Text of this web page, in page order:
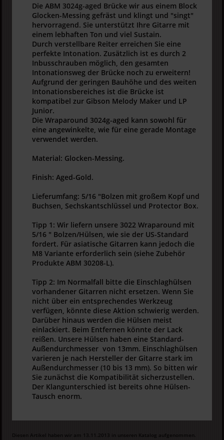
Die ABM 3024g-aged Brücke wir aus einem Block
Glocken-Messing gefräst und klingt und "singt"
hervorragend. Sie unterstützt Ihre Gitarre mit
einem lebhaften Ton und viel Sustain.
Durch verstellbare Reiter erreichen Sie eine
perfekte Intonation. Zusätzlich ist es durch 2
Inbusschrauben möglich, den gesamten
Intonationsweg der Brücke noch zu erweitern!
Aufgrund der geringen Bauhöhe und des weiten
Intonationsbereiches ist die Brücke ist
kompatibel zur Gibson Melody Maker und LP
Junior.
Die Wraparound 3024g-aged kann sowohl für
eine angewinkelte, wie für eine gerade Montage
verwendet werden.
Material: Glocken-Messing.
Finish: Aged-Gold.
Lieferumfang: 5/16 "Bolzen mit großem Kopf und
Buchsen, Sechskantschlüssel und Protector Box.
Tipp 1: Wir liefern unsere 3022 Wraparound mit
5/16 " Bolzen/Hülsen, wie sie der US-Standard
fordert. Für asiatische Gitarren kann jedoch die
M8 Variante erforderlich sein (siehe Zubehör
Produkte ABM 30208-L).
Tipp 2: Im Normalfall bitte die Einschlaghülsen
vorhandener Gitarren nicht ersetzen. Wenn Sie
nicht über ein entsprechendes Werkzeug
verfügen, könnte diese Aktion schwierig werden.
Darüber hinaus werden die Hülsen meist
einlackiert. Beim Entfernen könnte der Lack
reißen. Unsere Hülsen haben eine Standard-
Außendurchmesser von 13mm. Einschlaghülsen
varieren je nach Hersteller der Gitarre stark im
Außendurchmesser (10 bis 13 mm). So bitten wir
Sie zunächst die Kompatibilität sicherzustellen.
Der Klangunterschied ist bereits ohne Hülsen-
Tausch enorm.
Diesen Artikel haben wir am 13.11.2013 in unseren Katalog aufgenommen.